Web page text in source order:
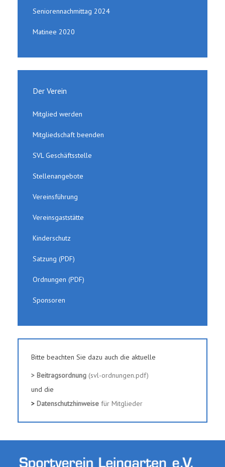
Seniorennachmittag 2024
Matinee 2020
Der Verein
Mitglied werden
Mitgliedschaft beenden
SVL Geschäftsstelle
Stellenangebote
Vereinsführung
Vereinsgaststätte
Kinderschutz
Satzung (PDF)
Ordnungen (PDF)
Sponsoren
Bitte beachten Sie dazu auch die aktuelle
> Beitragsordnung (svl-ordnungen.pdf)
und die
> Datenschutzhinweise für Mitglieder